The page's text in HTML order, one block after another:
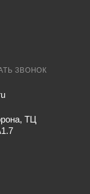
ЗВОНОК
ТЦ